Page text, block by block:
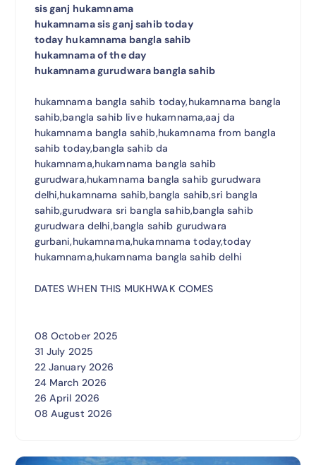
sis ganj hukamnama
hukamnama sis ganj sahib today
today hukamnama bangla sahib
hukamnama of the day
hukamnama gurudwara bangla sahib
hukamnama bangla sahib today,hukamnama bangla
sahib,bangla sahib live hukamnama,aaj da
hukamnama bangla sahib,hukamnama from bangla
sahib today,bangla sahib da
hukamnama,hukamnama bangla sahib
gurudwara,hukamnama bangla sahib gurudwara
delhi,hukamnama sahib,bangla sahib,sri bangla
sahib,gurudwara sri bangla sahib,bangla sahib
gurudwara delhi,bangla sahib gurudwara
gurbani,hukamnama,hukamnama today,today
hukamnama,hukamnama bangla sahib delhi
DATES WHEN THIS MUKHWAK COMES
08 October 2025
31 July 2025
22 January 2026
24 March 2026
26 April 2026
08 August 2026